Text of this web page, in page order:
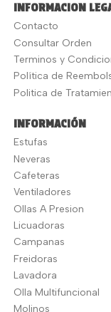
INFORMACION
Contacto
Consultar Orden
Terminos y
Política de
Politica de
INFORMACIÓN
Estufas
Neveras
Cafeteras
Ventiladores
Ollas A Presion
Licuadoras
Campanas
Freidoras
Lavadora
Olla Multifuncional
Molinos